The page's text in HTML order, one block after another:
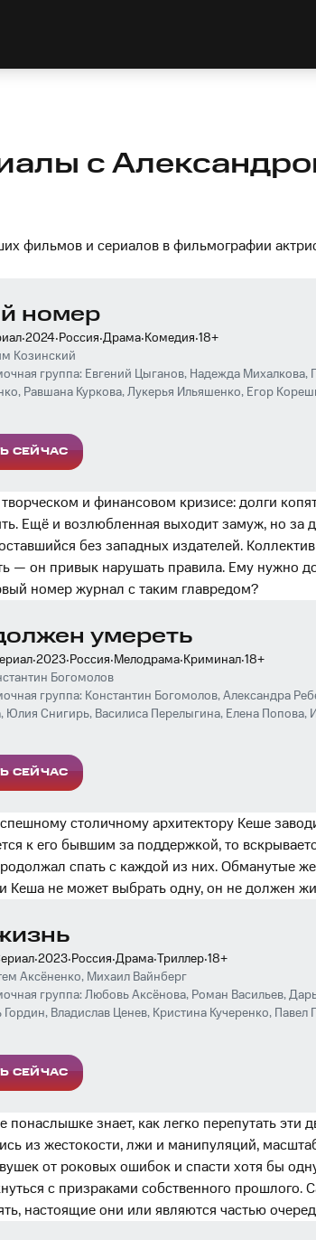
с
фильмов и сериалов в фильмографии
номер
·2024·Россия·Драма·Комедия·18+
Козинский
группа: Евгений Цыганов, Надежда Михалкова,
, Равшана Куркова,Лукерья Ильяшенко, Егор
Епишев,Дмитрий Куличков
СЕЙЧАС
и финансовом кризисе: долги
Ещё и возлюбленная выходит замуж, но за
без западных издателей.
— он привык нарушать правила. Ему нужно
номер журнал с таким главредом?
умереть
·2023·Россия·Мелодрама·Криминал·18+
Богомолов
группа: Константин Богомолов,Александра
, Юлия Снигирь, Василиса Перелыгина, Елена Попова,
СЕЙЧАС
столичному архитектору Кеше
к его бывшим за поддержкой, то
спать с каждой из них. Обманутые
Кеша не может выбрать одну, он не должен
·2023·Россия·Драма·Триллер·18+
Аксёненко, Михаил Вайнберг
группа:Любовь Аксёнова, Роман Васильев,
Гордин, Владислав Ценев, Кристина Кучеренко, Павел
СЕЙЧАС
знает, как легко перепутать эти
из жестокости, лжи и манипуляций,
от роковых ошибок и спасти хотя бы
с призраками собственного прошлого.
настоящие они или являются частью